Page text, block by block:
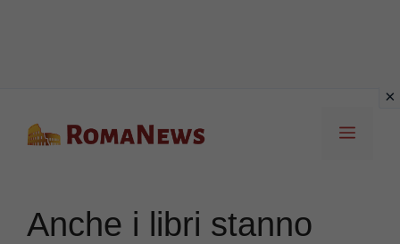
Menu
Anche i libri stanno